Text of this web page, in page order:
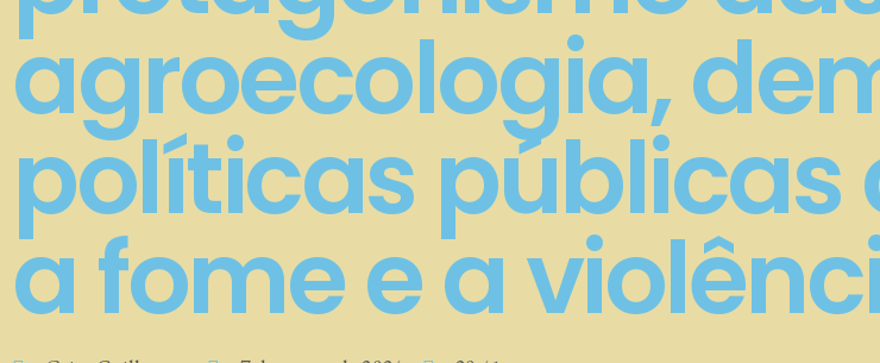
agroecologia,
políticas
a fome e a